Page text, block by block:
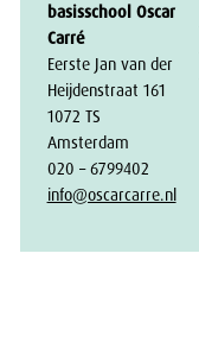
basisschool Oscar
Carré
Eerste Jan van der
Heijdenstraat 161
1072 TS
Amsterdam
020 – 6799402
info@oscarcarre.nl